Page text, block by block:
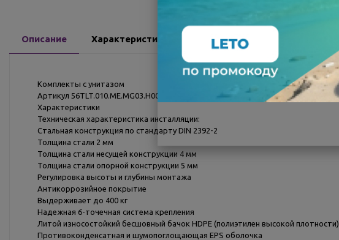
Описание Характеристики Доставка
Комплекты с унитазом
Артикул 56TLT.010.ME.MG03.H002
Характеристики
Техническая характеристика инсталляции:
Стальная конструкция по стандарту DIN 2392-2
Толщина стали 2 мм
Толщина стали несущей конструкции 4 мм
Толщина стали опорной конструкции 5 мм
Регулировка высоты и глубины монтажа
Антикоррозийное покрытие
Выдерживает до 400 кг
Надежная 6-точечная система крепления
Литой износостойкий бесшовный бачок HDPE (полиэтилен высокой плотности)
Противоконденсатная и шумопоглощающая EPS оболочка